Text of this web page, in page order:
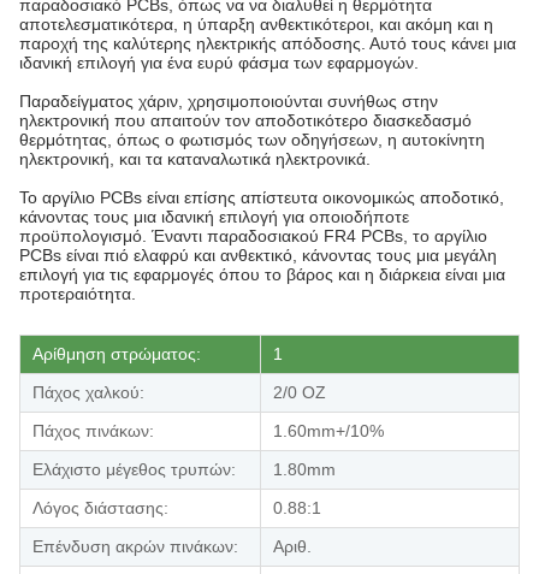
παραδοσιακό PCBs, όπως να να διαλυθεί η θερμότητα
αποτελεσματικότερα, η ύπαρξη ανθεκτικότεροι, και ακόμη και η
παροχή της καλύτερης ηλεκτρικής απόδοσης. Αυτό τους κάνει μια
ιδανική επιλογή για ένα ευρύ φάσμα των εφαρμογών.
Παραδείγματος χάριν, χρησιμοποιούνται συνήθως στην
ηλεκτρονική που απαιτούν τον αποδοτικότερο διασκεδασμό
θερμότητας, όπως ο φωτισμός των οδηγήσεων, η αυτοκίνητη
ηλεκτρονική, και τα καταναλωτικά ηλεκτρονικά.
Το αργίλιο PCBs είναι επίσης απίστευτα οικονομικώς αποδοτικό,
κάνοντας τους μια ιδανική επιλογή για οποιοδήποτε
προϋπολογισμό. Έναντι παραδοσιακού FR4 PCBs, το αργίλιο
PCBs είναι πιό ελαφρύ και ανθεκτικό, κάνοντας τους μια μεγάλη
επιλογή για τις εφαρμογές όπου το βάρος και η διάρκεια είναι μια
προτεραιότητα.
Αρίθμηση στρώματος:
1
Πάχος χαλκού:
2/0 OZ
Πάχος πινάκων:
1.60mm+/10%
Ελάχιστο μέγεθος τρυπών:
1.80mm
Λόγος διάστασης:
0.88:1
Επένδυση ακρών πινάκων:
Αριθ.